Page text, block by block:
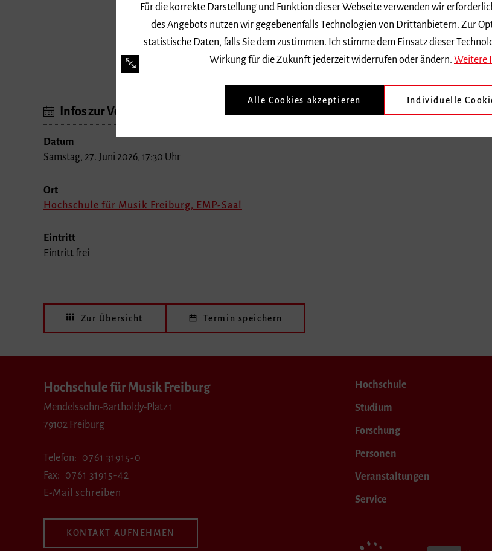
Infos zur Veranstaltung
Datum
Samstag, 27. Juni 2026, 17:30 Uhr
Ort
Hochschule für Musik Freiburg, EMP-Saal
Eintritt
Eintritt frei
Zur Übersicht Termin speichern
Hochschule für Musik Freiburg
Mendelssohn-Bartholdy-Platz 1
79102 Freiburg
Telefon
0761 31915-0
Fax
0761 31915-42
E-Mail schreiben
KONTAKT AUFNEHMEN
Hochschule
Studium
Forschung
Personen
Veranstaltungen
Service
Für die korrekte Darstellung und Funktion dieser Webseite verwenden wir
des Angebots nutzen wir gegebenenfalls Technologien von Drittanbietern. Zur
statistische Daten, falls Sie dem zustimmen. Ich stimme dem Einsatz dieser
Wirkung für die Zukunft jederzeit widerrufen oder ändern. Weitere
Alle Cookies akzeptieren Individuelle